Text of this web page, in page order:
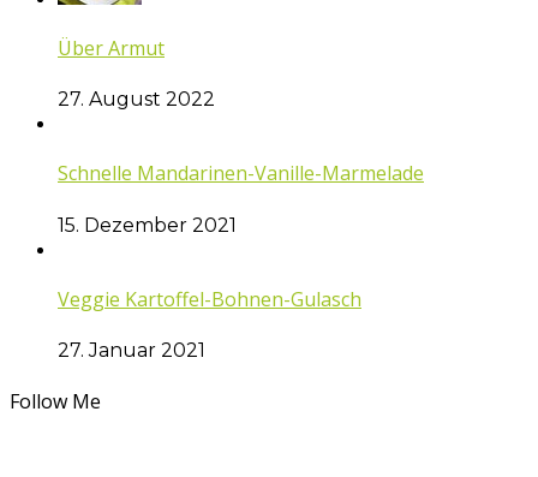
Über Armut
27. August 2022
Schnelle Mandarinen-Vanille-Marmelade
15. Dezember 2021
Veggie Kartoffel-Bohnen-Gulasch
27. Januar 2021
Follow Me